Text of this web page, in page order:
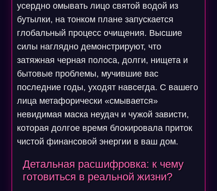
усердно омывать лицо святой водой из
бутылки, на тонком плане запускается
глобальный процесс очищения. Высшие
силы наглядно демонстрируют, что
затяжная черная полоса, долги, нищета и
бытовые проблемы, мучившие вас
последние годы, уходят навсегда. С вашего
лица метафорически «смывается»
невидимая маска неудач и чужой зависти,
которая долгое время блокировала приток
чистой финансовой энергии в ваш дом.
Детальная расшифровка: к чему
готовиться в реальной жизни?